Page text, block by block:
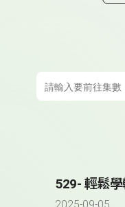
529- 輕鬆